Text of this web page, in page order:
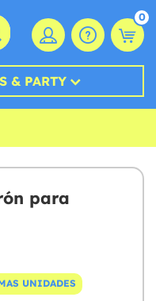
0
& PARTY
para
UNIDADES